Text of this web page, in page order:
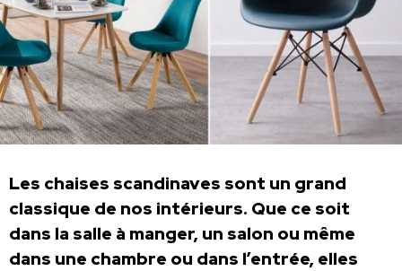
Les chaises scandinaves sont un grand
classique de nos intérieurs. Que ce soit
dans la salle à manger, un salon ou même
dans une chambre ou dans l’entrée, elles